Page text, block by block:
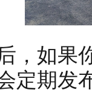
，如果
定期发